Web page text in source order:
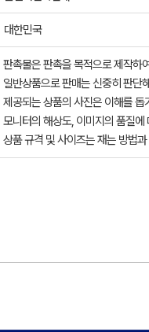
대한민국
판촉물은 판촉을 목적으로 제작하
일반상품으로 판매는 신중히 판단
제공되는 상품의 사진은 이해를
모니터의 해상도, 이미지의 품질
상품 규격 및 사이즈는 재는 방법